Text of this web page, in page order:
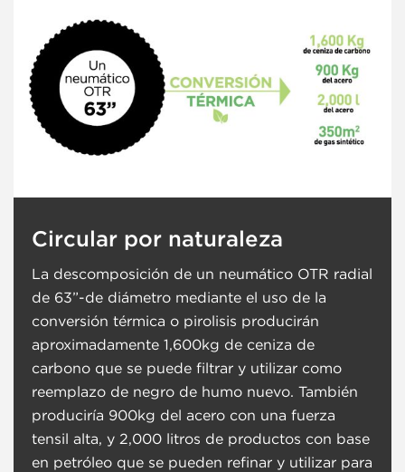
Circular por naturaleza
La descomposición de un neumático OTR radial
de 63”-de diámetro mediante el uso de la
conversión térmica o pirolisis producirán
aproximadamente 1,600kg de ceniza de
carbono que se puede filtrar y utilizar como
reemplazo de negro de humo nuevo. También
produciría 900kg del acero con una fuerza
tensil alta, y 2,000 litros de productos con base
en petróleo que se pueden refinar y utilizar para